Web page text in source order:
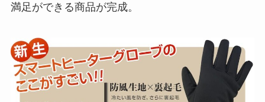
満足ができる商品が完成。